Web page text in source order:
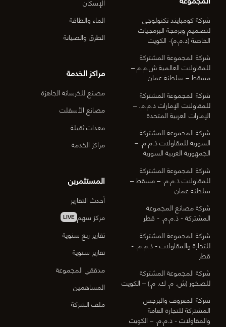
شركة كومبايند تكنولوجي
لتصميم وبرمجة البرمجيات
الخاصة (ذ.م.م)- الكويت
شركة المجموعة المشتركة
للمقاولات العالمية ش.م.م –
مسقط – سلطنة عمان
شركة المجموعة المشتركة
للمقاولات الإمارات ذ.م.م. –
الإمارات العربية المتحدة
شركة المجموعة المشتركة
السورية للمقاولات ذ.م.م. –
الجمهورية العربية السورية
شركة المجموعة المشتركة
للمقاولات ذ.م.م. – مسقط –
سلطنة عمان
شركة مصانع المجموعة
المشتركة - ذ.م.م. - قطر
شركة المجموعة المشتركة
للتجارة والمقاولات - ذ.م.م. -
قطر
شركة المجموعة المشتركة
للصخور (ش. م. ك. م.) – الكويت
شركة المعروف والبرجس
المشتركة للتجارة العامة
والمقاولات - ذ.م.م. – الكويت
الماء والطاقة
الطرق والصيانة
مراكز الخدمة
مصنع للخرسانة الجاهزة
مصانع الأسفلت
معدات ثقيلة
مراكز الخدمة
المستثمرين
أحدث التقارير
مركز سهم LIVE
تقارير ربع سنوية
تقارير سنوية
مدققي المجموعة
المساهمين
ملف الشركة